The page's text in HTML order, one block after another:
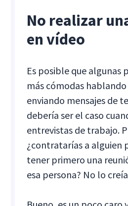
No realizar
en vídeo
Es posible que algunas
más cómodas
enviando mensajes de
debería ser el caso
entrevistas de trabajo.
¿contratarías a alguien
tener primero una
esa persona? No lo